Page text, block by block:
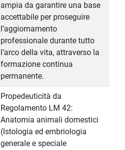
ampia da garantire una base
accettabile per proseguire
l’aggiornamento
professionale durante tutto
l’arco della vita, attraverso la
formazione continua
permanente.
Propedeuticità da
Regolamento LM 42:
Anatomia animali domestici
(Istologia ed embriologia
generale e speciale